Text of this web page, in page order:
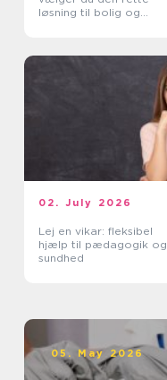
løsning til bolig og
02. July 2026
Lej en vikar: fleksibel
hjælp til pædagogik og
sundhed
05. May 2026